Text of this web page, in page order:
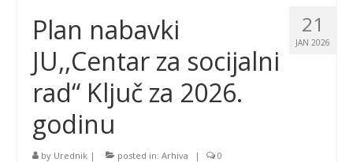
21
JAN 2026
Plan nabavki
JU,,Centar za socijalni
rad“ Ključ za 2026.
godinu
by Urednik | posted in: Arhiva | 0